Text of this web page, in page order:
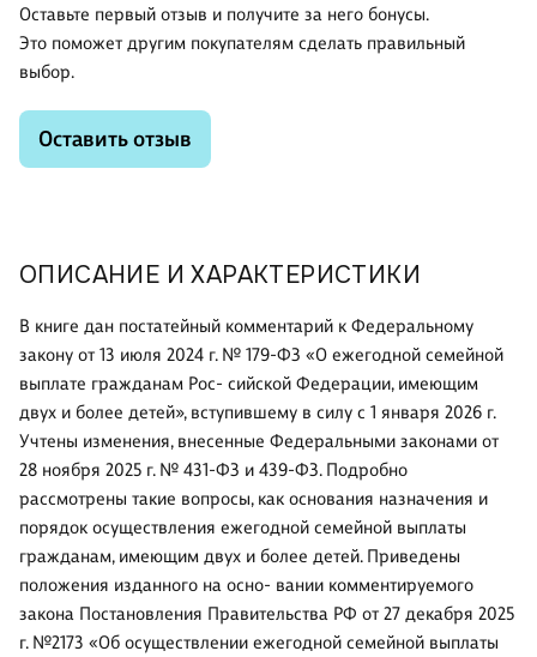
ОПИСАНИЕ И ХАРАКТЕРИСТИКИ
В книге дан постатейный комментарий к Федеральному
закону от 13 июля 2024 г. № 179-ФЗ «О ежегодной семейной
выплате гражданам Рос- сийской Федерации, имеющим
двух и более детей», вступившему в силу с 1 января 2026 г.
Учтены изменения, внесенные Федеральными законами от
28 ноября 2025 г. № 431-ФЗ и 439-ФЗ. Подробно
рассмотрены такие вопросы, как основания назначения и
порядок осуществления ежегодной семейной выплаты
гражданам, имеющим двух и более детей. Приведены
положения изданного на осно- вании комментируемого
закона Постановления Правительства РФ от 27 декабря 2025
г. №2173 «Об осуществлении ежегодной семейной выплаты
Оставьте первый отзыв и получите за него бонусы.
Это поможет другим покупателям сделать правильный
выбор.
Оставить отзыв